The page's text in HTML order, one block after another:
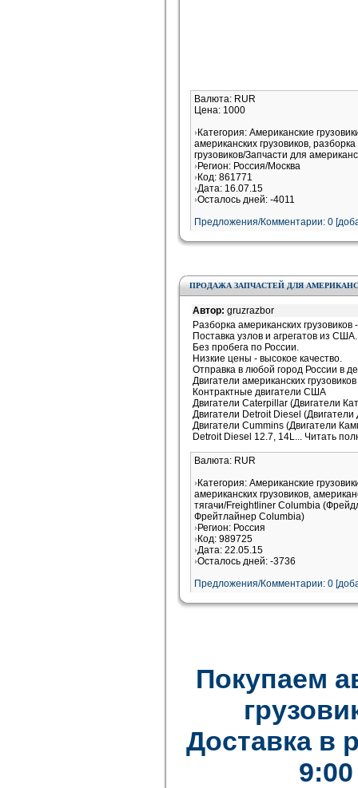
Валюта: RUR
Цена: 1000
Категория: Американские
американских грузовиков,
грузовиков/Запчасти для
Регион: Россия/Москва
Код: 861771
Дата: 16.07.15
Осталось дней: -4011
Предложения/Комментарии: 0
ПРОДАЖА ЗАПЧАСТЕЙ ДЛЯ
Автор: gruzrazbor
Разборка американских
Поставка узлов и агрегатов из США.
Без пробега по России.
Низкие цены - высокое качество.
Отправка в любой город России в
Двигатели американских
Контрактные двигатели США
Двигатели Caterpillar (Двигатели
Двигатели Detroit Diesel
Двигатели Cummins (Двигатели
Detroit Diesel 12.7, 14L... Читать
Валюта: RUR
Категория: Американские
американских грузовиков,
тягачи/Freightliner Columbia
Фрейтлайнер Columbia)
Регион: Россия
Код: 989725
Дата: 22.05.15
Осталось дней: -3736
Предложения/Комментарии: 0
Покупаем
Доставка в